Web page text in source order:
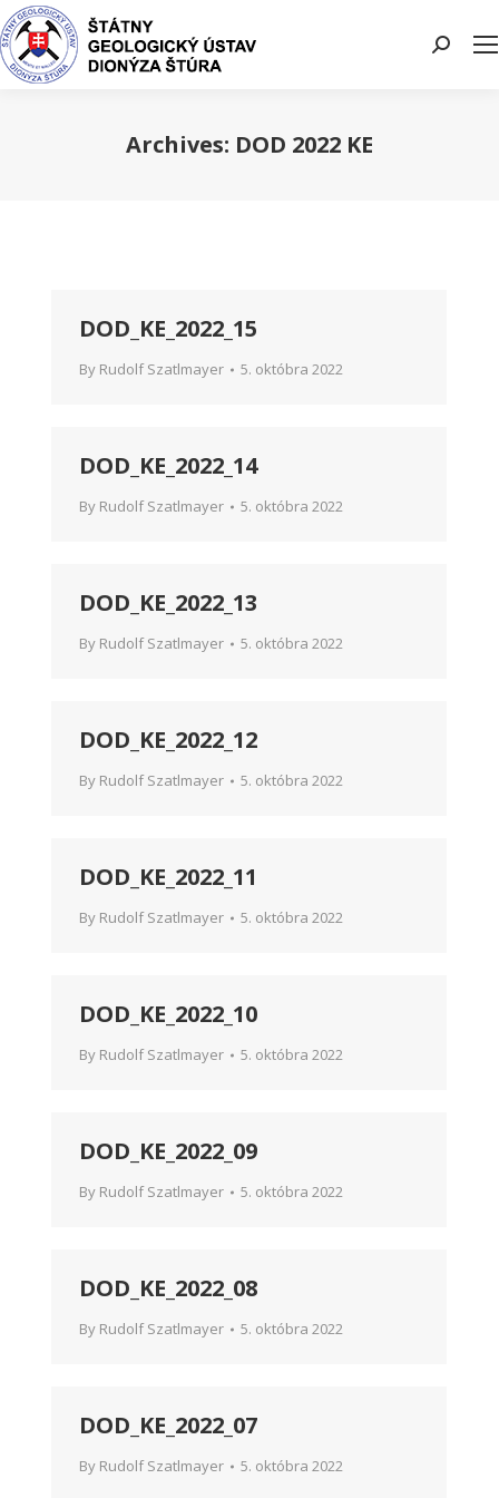
Search:
Archives: DOD 2022 KE
DOD_KE_2022_15
By Rudolf Szatlmayer 5. októbra 2022
DOD_KE_2022_14
By Rudolf Szatlmayer 5. októbra 2022
DOD_KE_2022_13
By Rudolf Szatlmayer 5. októbra 2022
DOD_KE_2022_12
By Rudolf Szatlmayer 5. októbra 2022
DOD_KE_2022_11
By Rudolf Szatlmayer 5. októbra 2022
DOD_KE_2022_10
By Rudolf Szatlmayer 5. októbra 2022
DOD_KE_2022_09
By Rudolf Szatlmayer 5. októbra 2022
DOD_KE_2022_08
By Rudolf Szatlmayer 5. októbra 2022
DOD_KE_2022_07
By Rudolf Szatlmayer 5. októbra 2022